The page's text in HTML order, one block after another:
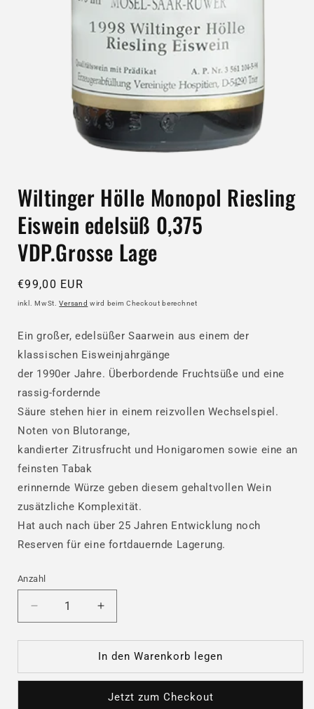
Wiltinger Hölle Monopol Riesling
Eiswein edelsüß 0,375
VDP.Grosse Lage
Normaler
Preis
€99,00 EUR
inkl. MwSt.Versand wird beim Checkout berechnet
Ein großer, edelsüßer Saarwein aus einem der
klassischen Eisweinjahrgänge
der 1990er Jahre. Überbordende Fruchtsüße und eine
rassig-fordernde
Säure stehen hier in einem reizvollen Wechselspiel.
Noten von Blutorange,
kandierter Zitrusfrucht und Honigaromen sowie eine an
feinsten Tabak
erinnernde Würze geben diesem gehaltvollen Wein
zusätzliche Komplexität.
Hat auch nach über 25 Jahren Entwicklung noch
Reserven für eine fortdauernde Lagerung.
Anzahl
Verringere
die
Menge
Wiltinger
Hölle
Erhöhe
die
Menge
für
Wiltinger
Hölle
Monopol
In den Warenkorb legen
Jetzt zum Checkout